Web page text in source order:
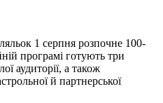
1 серпня розпочне 100-
програмі готують три
аудиторії, а також
й партнерської